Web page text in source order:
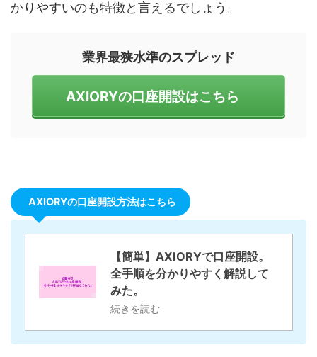
かりやすいのも特徴と言えるでしょう。
業界最狭水準のスプレッド
AXIORYの口座開設はこちら
AXIORYの口座開設方法はこちら
【簡単】AXIORYで口座開設。
全手順を分かりやすく解説して
みた。
続きを読む